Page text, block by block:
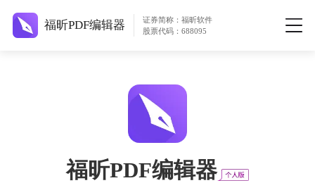
福昕PDF编辑器
证券简称：福昕软件
股票代码：688095
福昕PDF编辑器